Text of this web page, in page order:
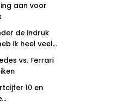
aan voor
de indruk
ik heel veel
vs. Ferrari
10 en